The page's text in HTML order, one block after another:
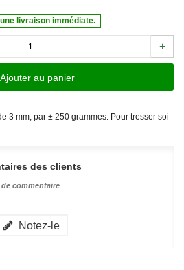
livraison immédiate.
+
Ajouter au panier
3 mm, par ± 250 grammes. Pour tresser soi-
des clients
commentaire
Notez-le